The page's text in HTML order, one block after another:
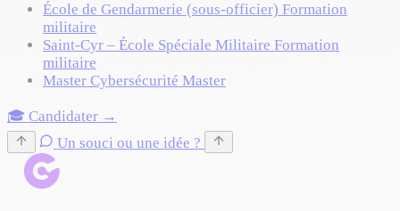
École de Gendarmerie (sous-officier) Formation
militaire
Saint-Cyr – École Spéciale Militaire Formation
militaire
Master Cybersécurité Master
🎓 Candidater →
Un souci ou une idée ?